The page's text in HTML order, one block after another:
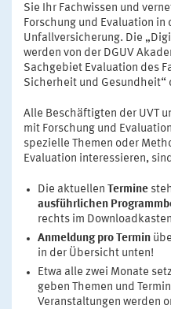
Sie Ihr Fachwissen und
Forschung und Evaluation in
Unfallversicherung. Die
werden von der DGUV
Sachgebiet Evaluation des
Sicherheit und Gesundheit“
Alle Beschäftigten der UVT
mit Forschung und
spezielle Themen oder
Evaluation interessieren,
Die aktuellen Termine
ausführlichen
rechts im
Anmeldung pro Termin
in der Übersicht unten!
Etwa alle zwei Monate
geben Themen und
Veranstaltungen werden